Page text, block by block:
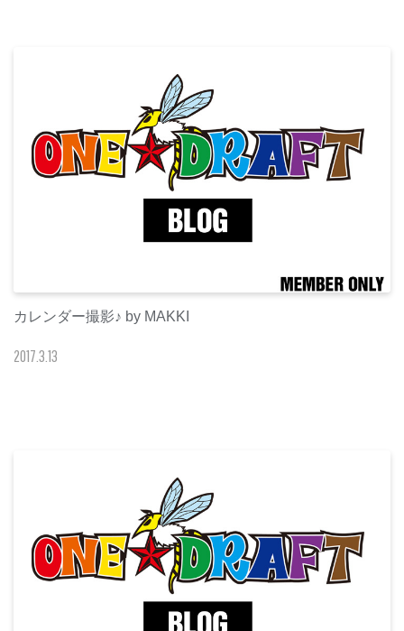
カレンダー撮影♪ by MAKKI
2017313